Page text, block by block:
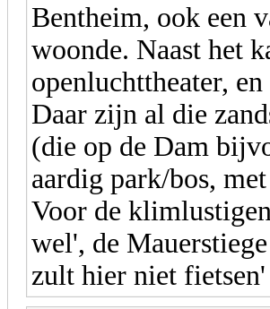
Bentheim, ook een
woonde. Naast het
openluchttheater,
Daar zijn al die
(die op de Dam
aardig park/bos,
Voor de
wel', de
zult hier niet